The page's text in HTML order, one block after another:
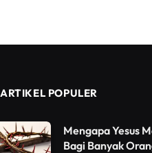
ARTIKEL POPULER
Mengapa Yesus
Bagi Banyak